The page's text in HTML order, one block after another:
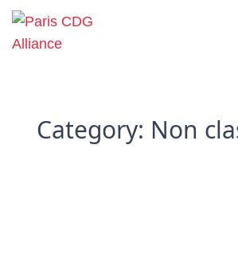
Skip to content
Category: Non